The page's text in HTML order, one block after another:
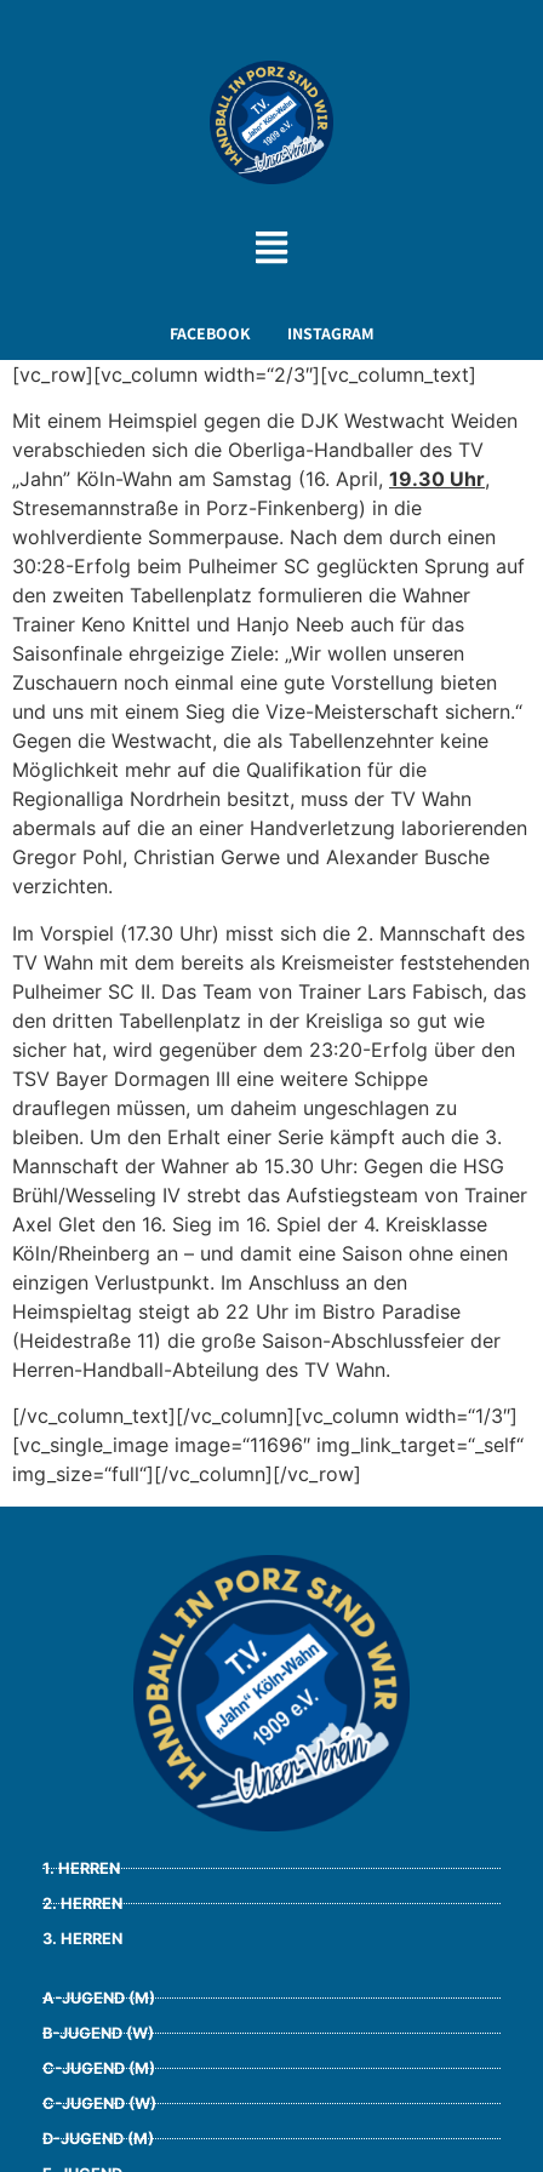
FACEBOOK INSTAGRAM
[vc_row][vc_column width=“2/3″][vc_column_text]
Mit einem Heimspiel gegen die DJK Westwacht Weiden
verabschieden sich die Oberliga-Handballer des TV
„Jahn” Köln-Wahn am Samstag (16. April, 19.30 Uhr,
Stresemannstraße in Porz-Finkenberg) in die
wohlverdiente Sommerpause. Nach dem durch einen
30:28-Erfolg beim Pulheimer SC geglückten Sprung auf
den zweiten Tabellenplatz formulieren die Wahner
Trainer Keno Knittel und Hanjo Neeb auch für das
Saisonfinale ehrgeizige Ziele: „Wir wollen unseren
Zuschauern noch einmal eine gute Vorstellung bieten
und uns mit einem Sieg die Vize-Meisterschaft sichern.“
Gegen die Westwacht, die als Tabellenzehnter keine
Möglichkeit mehr auf die Qualifikation für die
Regionalliga Nordrhein besitzt, muss der TV Wahn
abermals auf die an einer Handverletzung laborierenden
Gregor Pohl, Christian Gerwe und Alexander Busche
verzichten.
Im Vorspiel (17.30 Uhr) misst sich die 2. Mannschaft des
TV Wahn mit dem bereits als Kreismeister feststehenden
Pulheimer SC II. Das Team von Trainer Lars Fabisch, das
den dritten Tabellenplatz in der Kreisliga so gut wie
sicher hat, wird gegenüber dem 23:20-Erfolg über den
TSV Bayer Dormagen III eine weitere Schippe
drauflegen müssen, um daheim ungeschlagen zu
bleiben. Um den Erhalt einer Serie kämpft auch die 3.
Mannschaft der Wahner ab 15.30 Uhr: Gegen die HSG
Brühl/Wesseling IV strebt das Aufstiegsteam von Trainer
Axel Glet den 16. Sieg im 16. Spiel der 4. Kreisklasse
Köln/Rheinberg an – und damit eine Saison ohne einen
einzigen Verlustpunkt. Im Anschluss an den
Heimspieltag steigt ab 22 Uhr im Bistro Paradise
(Heidestraße 11) die große Saison-Abschlussfeier der
Herren-Handball-Abteilung des TV Wahn.
[/vc_column_text][/vc_column][vc_column width=“1/3″]
[vc_single_image image=“11696″ img_link_target=“_self“
img_size=“full“][/vc_column][/vc_row]
1. HERREN
2. HERREN
3. HERREN
A-JUGEND (M)
B-JUGEND (W)
C-JUGEND (M)
C-JUGEND (W)
D-JUGEND (M)